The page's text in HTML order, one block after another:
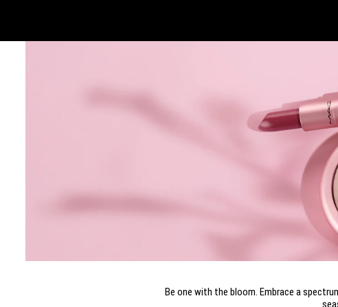
Be one with the bloom. Embrace a